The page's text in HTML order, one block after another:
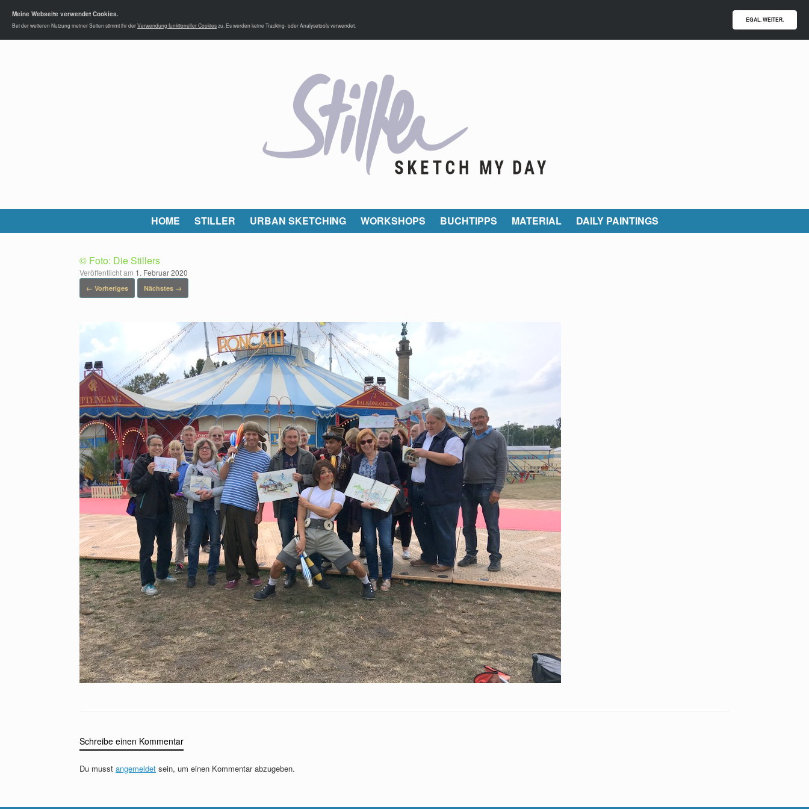
HOME STILLER URBAN SKETCHING WORKSHOPS BUCHTIPPS MATERIAL DAILY PAINTINGS
© Foto: Die Stillers
Veröffentlicht am 1. Februar 2020
← Vorheriges Nächstes →
Schreibe einen Kommentar
Du musst angemeldet sein, um einen Kommentar abzugeben.
Meine Webseite verwendet Cookies.
Bei der weiteren Nutzung meiner Seiten stimmt ihr derVerwendung funktioneller Cookieszu. Es werden keine Tracking- oder Analysetools verwendet.
EGAL. WEITER.